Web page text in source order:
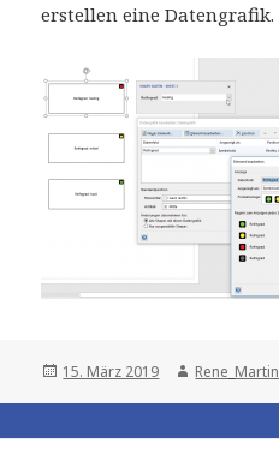
erstellen eine Datengrafik.
Posted
15. März 2019 Author
Rene_Martin